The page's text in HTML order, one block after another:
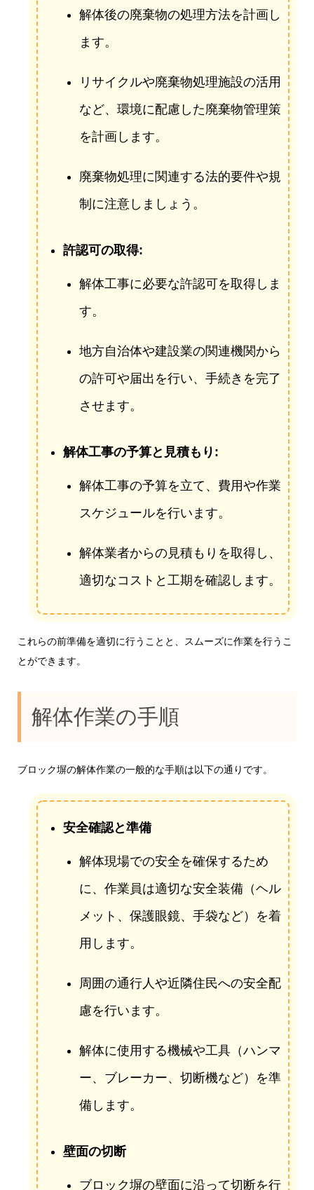
解体後の廃棄物の処理方法を計画し
ます。
リサイクルや廃棄物処理施設の活用
など、環境に配慮した廃棄物管理策
を計画します。
廃棄物処理に関連する法的要件や規
制に注意しましょう。
許認可の取得:
解体工事に必要な許認可を取得しま
す。
地方自治体や建設業の関連機関から
の許可や届出を行い、手続きを完了
させます。
解体工事の予算と見積もり:
解体工事の予算を立て、費用や作業
スケジュールを行います。
解体業者からの見積もりを取得し、
適切なコストと工期を確認します。
これらの前準備を適切に行うことと、スムーズに作業を行うこ
とができます。
解体作業の手順
ブロック塀の解体作業の一般的な手順は以下の通りです。
安全確認と準備
解体現場での安全を確保するため
に、作業員は適切な安全装備（ヘル
メット、保護眼鏡、手袋など）を着
用します。
周囲の通行人や近隣住民への安全配
慮を行います。
解体に使用する機械や工具（ハンマ
ー、ブレーカー、切断機など）を準
備します。
壁面の切断
ブロック塀の壁面に沿って切断を行